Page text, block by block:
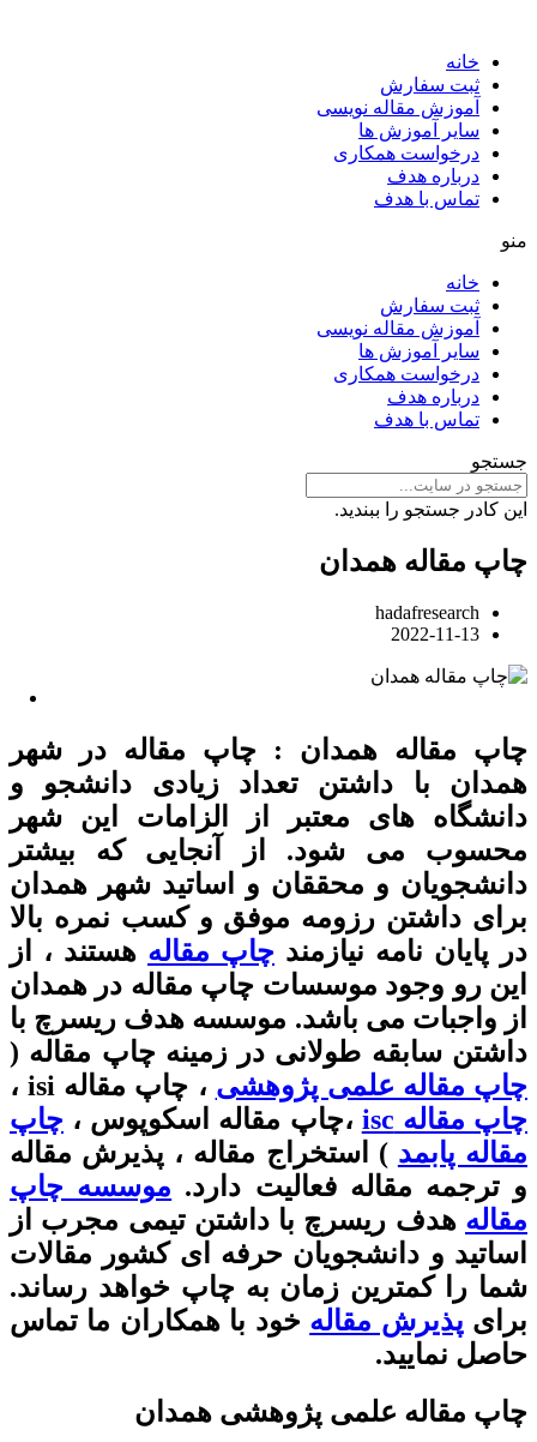
خانه
ثبت سفارش
آموزش مقاله نویسی
سایر آموزش ها
درخواست همکاری
درباره هدف
تماس با هدف
منو
خانه
ثبت سفارش
آموزش مقاله نویسی
سایر آموزش ها
درخواست همکاری
درباره هدف
تماس با هدف
جستجو
این کادر جستجو را ببندید.
چاپ مقاله همدان
hadafresearch
2022-11-13
چاپ مقاله همدان : چاپ مقاله در شهر
همدان با داشتن تعداد زیادی دانشجو و
دانشگاه های معتبر از الزامات این شهر
محسوب می شود. از آنجایی که بیشتر
دانشجویان و محققان و اساتید شهر همدان
برای داشتن رزومه موفق و کسب نمره بالا
در پایان نامه نیازمند چاپ مقاله هستند ، از
این رو وجود موسسات چاپ مقاله در همدان
از واجبات می باشد. موسسه هدف ریسرچ با
داشتن سابقه طولانی در زمینه چاپ مقاله (
چاپ مقاله علمی پژوهشی ، چاپ مقاله isi ،
چاپ مقاله isc
،چاپ مقاله اسکوپوس ، چاپ
مقاله پابمد ) استخراج مقاله ، پذیرش مقاله
و ترجمه مقاله فعالیت دارد. موسسه چاپ
مقاله هدف ریسرچ با داشتن تیمی مجرب از
اساتید و دانشجویان حرفه ای کشور مقالات
شما را کمترین زمان به چاپ خواهد رساند.
برای پذیرش مقاله خود با همکاران ما تماس
حاصل نمایید.
چاپ مقاله علمی پژوهشی همدان